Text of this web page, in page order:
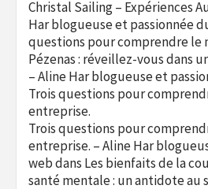
Christal Sailing – Expériences
Har blogueuse et passionnée
questions pour comprendre le
Pézenas : réveillez-vous dans
– Aline Har blogueuse et
Trois questions pour
entreprise.
Trois questions pour
entreprise. – Aline Har
webdans Les bienfaits de la
santé mentale : un antidote au